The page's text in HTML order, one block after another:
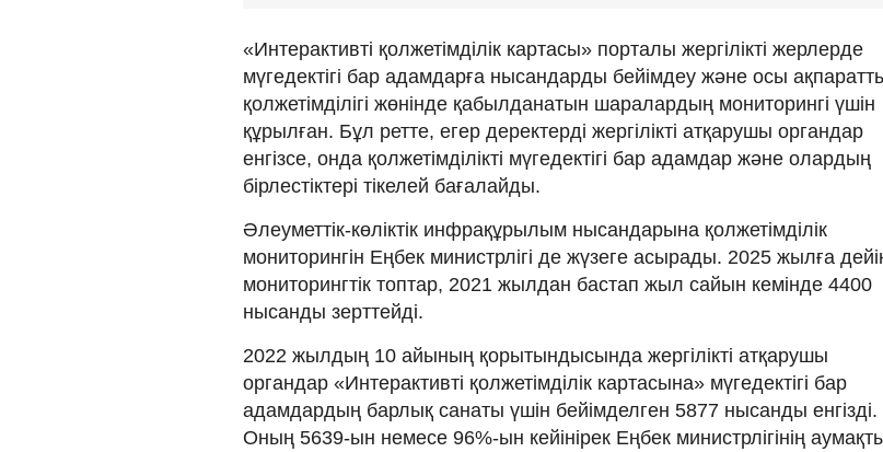
«Интерактивті қолжетімділік картасы» порталы жергілікті жерлерде
мүгедектігі бар адамдарға нысандарды бейімдеу және осы
қолжетімділігі жөнінде қабылданатын шаралардың мониторингі үшін
құрылған. Бұл ретте, егер деректерді жергілікті атқарушы органдар
енгізсе, онда қолжетімділікті мүгедектігі бар адамдар және олардың
бірлестіктері тікелей бағалайды.
Әлеуметтік-көліктік инфрақұрылым нысандарына қолжетімділік
мониторингін Еңбек министрлігі де жүзеге асырады. 2025 жылға
мониторингтік топтар, 2021 жылдан бастап жыл сайын кемінде 4400
нысанды зерттейді.
2022 жылдың 10 айының қорытындысында жергілікті атқарушы
органдар «Интерактивті қолжетімділік картасына» мүгедектігі бар
адамдардың барлық санаты үшін бейімделген 5877 нысанды енгізді.
Оның 5639-ын немесе 96%-ын кейінірек Еңбек министрлігінің